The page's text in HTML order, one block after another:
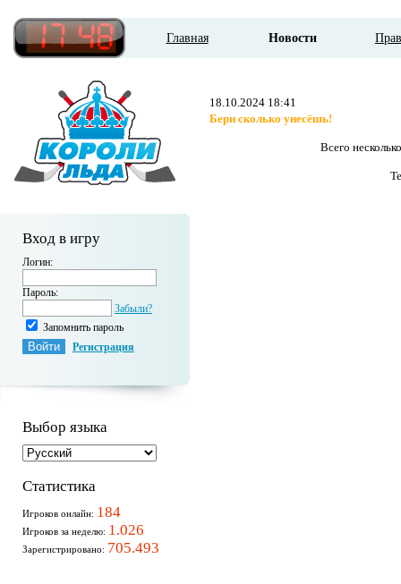
Главная Новости
Вход в игру
Логин:
Пароль:
Забыли?
Запомнить пароль
Регистрация
Выбор языка
Статистика
Игроков онлайн: 184
Игроков за неделю: 1.026
Зарегистрировано: 705.493
18.10.2024 18:41
Бери сколько унесёшь!
Всего